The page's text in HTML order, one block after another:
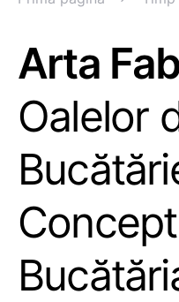
Arta
Oalelor